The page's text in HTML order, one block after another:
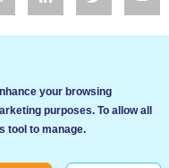
your browsing
purposes. To allow all
tool to manage.
услугите си. Ако
ние приемаме, че се